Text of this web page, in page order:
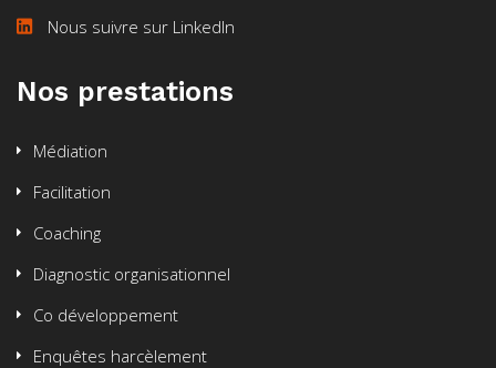
Nous suivre sur LinkedIn
Nos prestations
Médiation
Facilitation
Coaching
Diagnostic organisationnel
Co développement
Enquêtes harcèlement